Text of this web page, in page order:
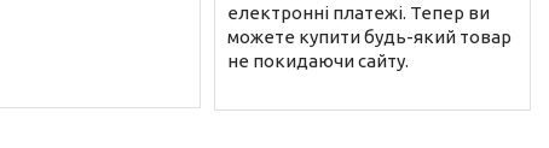
електронні платежі. Тепер ви
можете купити будь-який товар
не покидаючи сайту.